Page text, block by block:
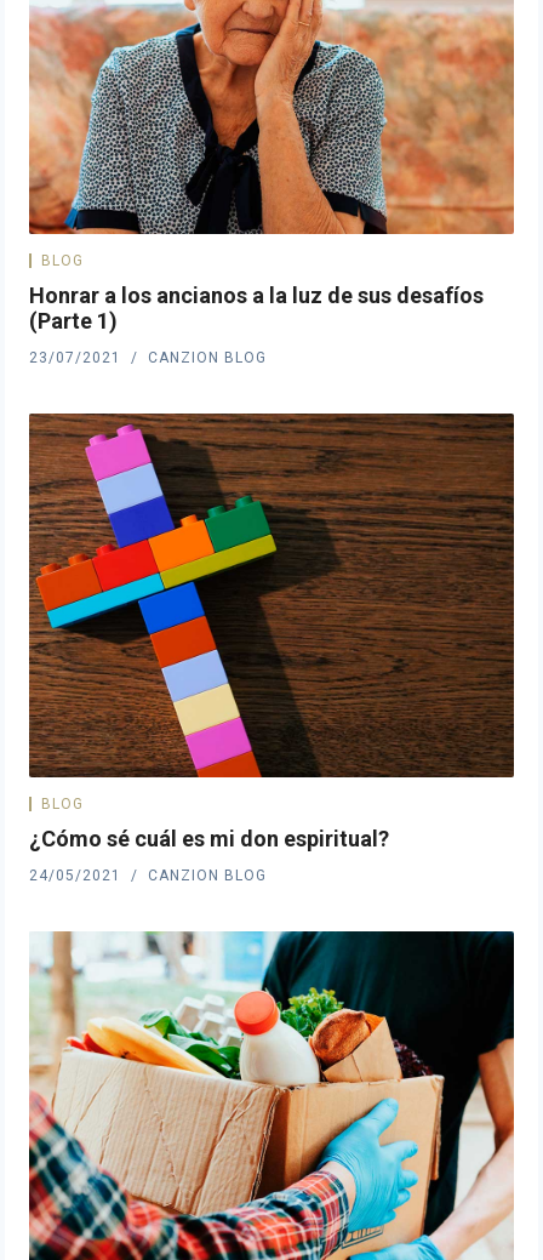
BLOG
Honrar a los ancianos a la luz de sus desafíos
(Parte 1)
23/07/2021 CANZION BLOG
BLOG
¿Cómo sé cuál es mi don espiritual?
24/05/2021 CANZION BLOG